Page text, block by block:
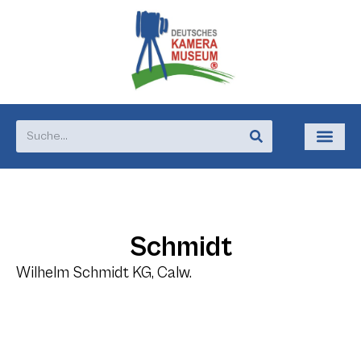
Schmidt
Wilhelm Schmidt KG, Calw.